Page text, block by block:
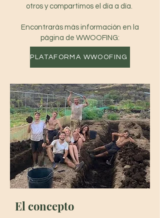
otros y compartimos el día a día. ​
Encontrarás más información en la
página de WWOOFING:
PLATAFORMA WWOOFING
El concepto